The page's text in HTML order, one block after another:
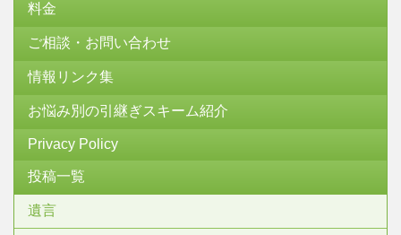
料金
ご相談・お問い合わせ
情報リンク集
お悩み別の引継ぎスキーム紹介
Privacy Policy
投稿一覧
遺言